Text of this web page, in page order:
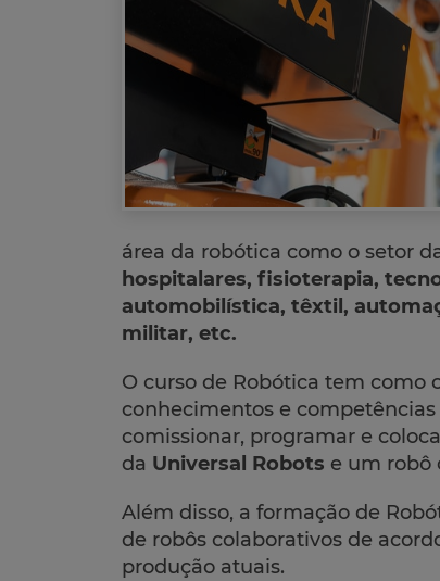
área da robótica como o setor
hospitalares, fisioterapia,
automobilística, têxtil,
militar, etc.
O curso de Robótica tem como
conhecimentos e
comissionar, programar e
da Universal Robots e um robô
Além disso, a formação de
de robôs colaborativos de
produção atuais.